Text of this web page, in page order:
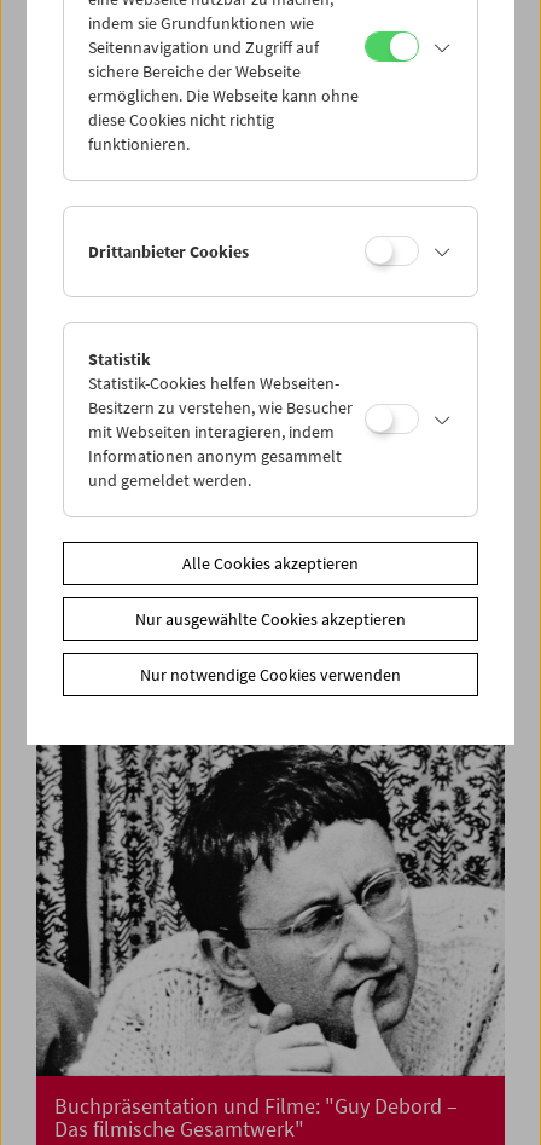
In person: Philipp Fleischmann
Kinoreal: Mark Jenkin
Buchpräsentation und Filme: "Guy Debord –
Das filmische Gesamtwerk"
indem sie Grundfunktionen wie
Seitennavigation und Zugriff auf
sichere Bereiche der Webseite
ermöglichen. Die Webseite kann ohne
diese Cookies nicht richtig
funktionieren.
Drittanbieter Cookies
Statistik
Statistik-Cookies helfen Webseiten-
Besitzern zu verstehen, wie Besucher
mit Webseiten interagieren, indem
Informationen anonym gesammelt
und gemeldet werden.
Alle Cookies akzeptieren
Nur ausgewählte Cookies akzeptieren
Nur notwendige Cookies verwenden